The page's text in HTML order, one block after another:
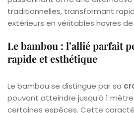
traditionnelles, transformant
extérieurs en véritables havres
Le bambou : l’allié parfait
rapide et esthétique
Le bambou se distingue par sa
pouvant atteindre jusqu’à 1
certaines espèces. Cette